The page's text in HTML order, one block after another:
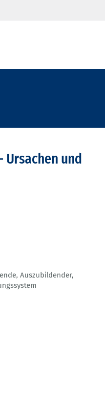
Ursachen und
, Auszubildender,